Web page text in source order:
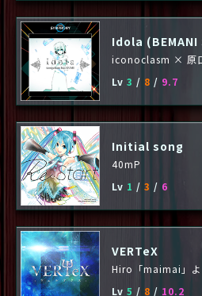
Idola (BEMANI
iconoclasm × 原
Lv 3 / 8 / 9.7
Initial song
40mP
Lv 1 / 3 / 6
VERTeX
Hiro「maimai」よ
Lv 5 / 8 / 10.2